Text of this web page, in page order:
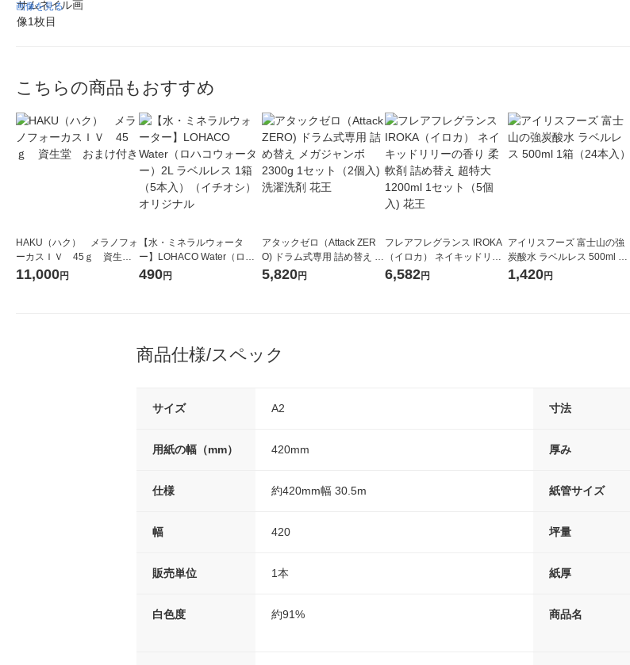
画像を見る
こちらの商品もおすすめ
HAKU（ハク） メラノフォ
ーカスＩＶ 45ｇ 資生
堂 おまけ付き
11,000円
【水・ミネラルウォータ
ー】LOHACO Water（ロハ
コウォーター）2L ラベルレ
490円
アタックゼロ（Attack ZER
O) ドラム式専用 詰め替え メ
ガジャンボ 2300g 1セット
5,820円
フレアフレグランス IROKA
（イロカ） ネイキッドリリ
ーの香り 柔軟剤 詰め替え 超
6,582円
アイリスフーズ 富士山の強
炭酸水 ラベルレス 500ml 1
箱（24本入）
1,420円
商品仕様/スペック
サイズ A2 寸法
用紙の幅（mm） 420mm 厚み
仕様 約420mm幅 30.5m 紙管サイズ
幅 420 坪量
販売単位 1本 紙厚
白色度 約91% 商品名